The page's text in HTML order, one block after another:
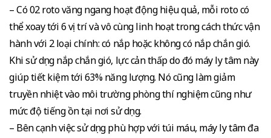
– Có 02 roto văng ngang hoạt động hiệu quả, mỗi roto có
thể xoay tới 6 vị trí và vô cùng linh hoạt trong cách thức vận
hành với 2 loại chính: có nắp hoặc không có nắp chắn gió.
Khi sử dụng nắp chắn gió, lực cản thấp do đó máy ly tâm này
giúp tiết kiệm tới 63% năng lượng. Nó cũng làm giảm
truyền nhiệt vào môi trường phòng thí nghiệm cũng như
mức độ tiếng ồn tại nơi sử dụng.
– Bên cạnh việc sử dụng phù hợp với túi máu, máy ly tâm đa